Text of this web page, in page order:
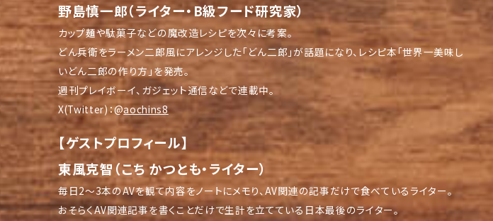
野島慎一郎（ライター・B級フード研究家）
カップ麺や駄菓子などの魔改造レシピを次々に考案。
どん兵衛をラーメン二郎風にアレンジした「どん二郎」が話題になり、レシピ本「世界一美味し
いどん二郎の作り方」を発売。
週刊プレイボーイ、ガジェット通信などで連載中。
X(Twitter)：@aochins8
【ゲストプロフィール】
東風克智（こち かつとも・ライター）
毎日2～3本のAVを観て内容をノートにメモり、AV関連の記事だけで食べているライター。
おそらくAV関連記事を書くことだけで生計を立てている日本最後のライター。